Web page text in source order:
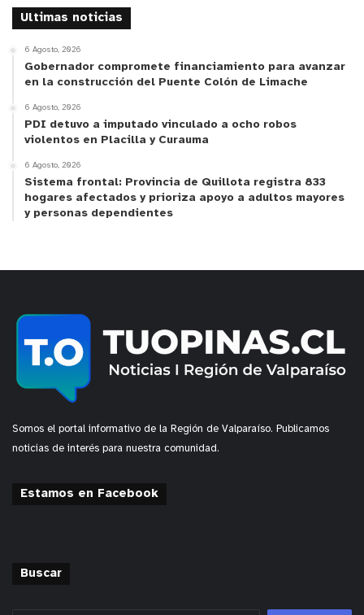
Ultimas noticias
6 Agosto, 2026
Gobernador compromete financiamiento para avanzar
en la construcción del Puente Colón de Limache
6 Agosto, 2026
PDI detuvo a imputado vinculado a ocho robos
violentos en Placilla y Curauma
6 Agosto, 2026
Sistema frontal: Provincia de Quillota registra 833
hogares afectados y prioriza apoyo a adultos mayores
y personas dependientes
Somos el portal informativo de la Región de Valparaíso. Publicamos
noticias de interés para nuestra comunidad.
Estamos en Facebook
Buscar